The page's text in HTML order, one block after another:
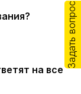
на все
Задать вопрос